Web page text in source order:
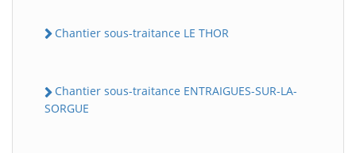
Chantier sous-traitance LE THOR
Chantier sous-traitance ENTRAIGUES-SUR-LA-
SORGUE